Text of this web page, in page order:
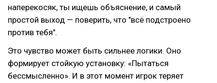
наперекосяк, ты ищешь объяснение, и самый
простой выход — поверить, что "всё подстроено
против тебя".
Это чувство может быть сильнее логики. Оно
формирует стойкую установку: «Пытаться
бессмысленно». И в этот момент игрок теряет